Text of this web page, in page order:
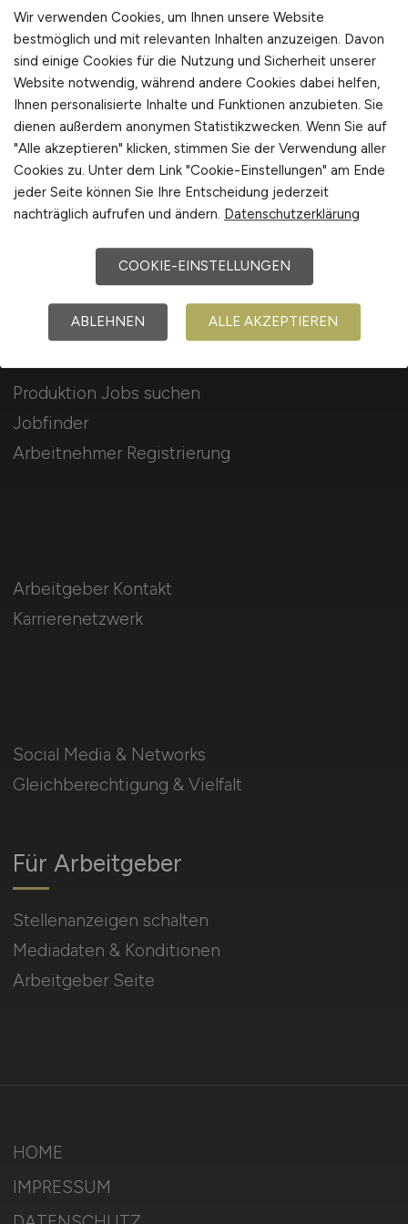
1
Für Arbeitnehmer
Produktion Jobs suchen
Jobfinder
Arbeitnehmer Registrierung
Social Media & Networks
Gleichberechtigung & Vielfalt
Für Arbeitgeber
Stellenanzeigen schalten
Mediadaten & Konditionen
Arbeitgeber Seite
Arbeitgeber Kontakt
Karrierenetzwerk
HOME
IMPRESSUM
Wir verwenden Cookies, um Ihnen unsere Website
bestmöglich und mit relevanten Inhalten anzuzeigen. Davon
sind einige Cookies für die Nutzung und Sicherheit unserer
Website notwendig, während andere Cookies dabei helfen,
Ihnen personalisierte Inhalte und Funktionen anzubieten. Sie
dienen außerdem anonymen Statistikzwecken. Wenn Sie auf
"Alle akzeptieren" klicken, stimmen Sie der Verwendung aller
Cookies zu. Unter dem Link "Cookie-Einstellungen" am Ende
jeder Seite können Sie Ihre Entscheidung jederzeit
nachträglich aufrufen und ändern. Datenschutzerklärung
COOKIE-EINSTELLUNGEN
ABLEHNEN ALLE AKZEPTIEREN